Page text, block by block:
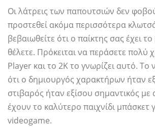
Οι λάτρεις των παπουτσιών δεν
προστεθεί ακόμα περισσότερα
βεβαιωθείτε ότι ο παίκτης σας έχει
θέλετε. Πρόκειται να περάσετε πολύ
Player και το 2K το γνωρίζει αυτό. Το
ότι ο δημιουργός χαρακτήρων ήταν
στιβαρός ήταν εξίσου σημαντικός
έχουν το καλύτερο παιχνίδι
videogame.